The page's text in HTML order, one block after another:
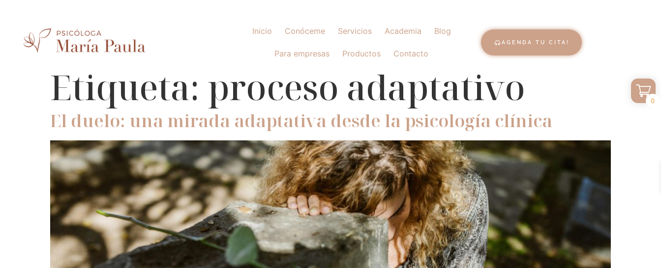
Inicio Conóceme Servicios Academia Blog
Para empresas Productos Contacto
AGENDA TU CITA!
Etiqueta: proceso adaptativo
El duelo: una mirada adaptativa desde la psicología clínica
0